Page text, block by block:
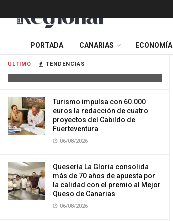
ÚLTIMO TENDENCIAS
la colisión de dos vehículos en
Turismo impulsa con 60.000
euros la redacción de cuatro
proyectos del Cabildo de
Fuerteventura
06/08/2026
Quesería La Gloria consolida
más de 70 años de apuesta por
la calidad con el premio al Mejor
Queso de Canarias
06/08/2026
PORTADA CANARIAS ECONOMÍA